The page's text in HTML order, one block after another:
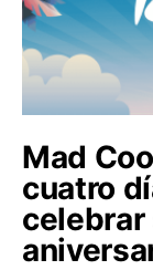
Mad
cuatro
celebrar